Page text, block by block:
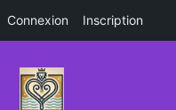
Connexion Inscription